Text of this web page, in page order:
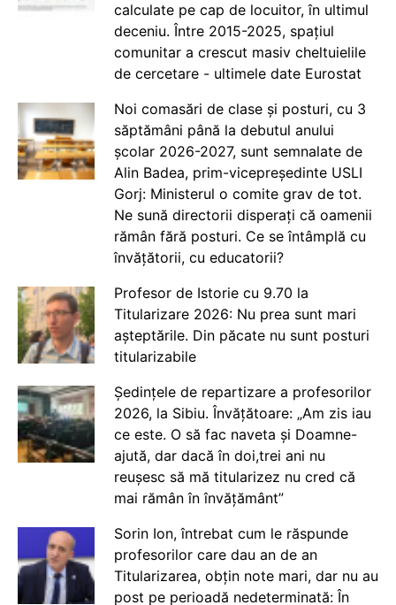
calculate pe cap de locuitor, în ultimul
deceniu. Între 2015-2025, spațiul
comunitar a crescut masiv cheltuielile
de cercetare - ultimele date Eurostat
Noi comasări de clase și posturi, cu 3
săptămâni până la debutul anului
școlar 2026-2027, sunt semnalate de
Alin Badea, prim-vicepreședinte USLI
Gorj: Ministerul o comite grav de tot.
Ne sună directorii disperați că oamenii
rămân fără posturi. Ce se întâmplă cu
învățătorii, cu educatorii?
Profesor de Istorie cu 9.70 la
Titularizare 2026: Nu prea sunt mari
așteptările. Din păcate nu sunt posturi
titularizabile
Ședințele de repartizare a profesorilor
2026, la Sibiu. Învățătoare: „Am zis iau
ce este. O să fac naveta și Doamne-
ajută, dar dacă în doi,trei ani nu
reușesc să mă titularizez nu cred că
mai rămân în învățământ”
Sorin Ion, întrebat cum le răspunde
profesorilor care dau an de an
Titularizarea, obțin note mari, dar nu au
post pe perioadă nedeterminată: În